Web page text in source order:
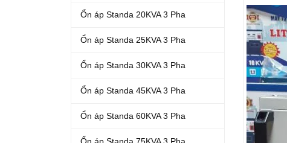
Ổn áp Standa 20KVA 3 Pha
Ổn áp Standa 25KVA 3 Pha
Ổn áp Standa 30KVA 3 Pha
Ổn áp Standa 45KVA 3 Pha
Ổn áp Standa 60KVA 3 Pha